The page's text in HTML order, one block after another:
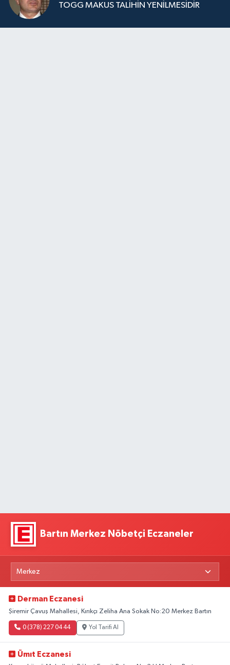
TOGG MAKUS TALİHİN YENİLMESİDİR
Bartın Merkez Nöbetçi Eczaneler
Derman Eczanesi
Şiremir Çavuş Mahallesi, Kırıkçı Zeliha Ana Sokak No:20 Merkez Bartın
0 (378) 227 04 44 Yol Tarifi Al
Ümıt Eczanesi